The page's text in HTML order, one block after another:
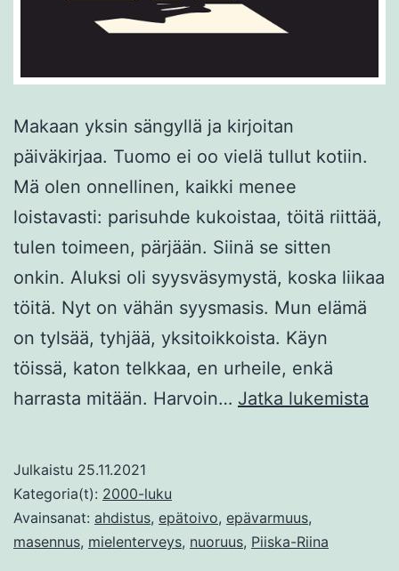
Makaan yksin sängyllä ja kirjoitan
päiväkirjaa. Tuomo ei oo vielä tullut kotiin.
Mä olen onnellinen, kaikki menee
loistavasti: parisuhde kukoistaa, töitä riittää,
tulen toimeen, pärjään. Siinä se sitten
onkin. Aluksi oli syysväsymystä, koska liikaa
töitä. Nyt on vähän syysmasis. Mun elämä
on tylsää, tyhjää, yksitoikkoista. Käyn
töissä, katon telkkaa, en urheile, enkä
harrasta mitään. Harvoin… Jatka lukemista
Julkaistu 25.11.2021
Kategoria(t): 2000-luku
Avainsanat: ahdistus, epätoivo, epävarmuus,
masennus, mielenterveys, nuoruus, Piiska-Riina